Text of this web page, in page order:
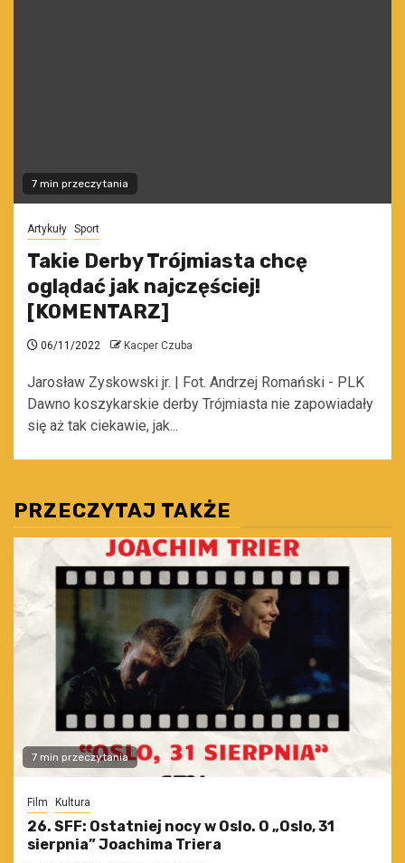
7 min przeczytania
Artykuły Sport
Takie Derby Trójmiasta chcę
oglądać jak najczęściej!
[KOMENTARZ]
06/11/2022 Kacper Czuba
Jarosław Zyskowski jr. | Fot. Andrzej Romański - PLK
Dawno koszykarskie derby Trójmiasta nie zapowiadały
się aż tak ciekawie, jak...
PRZECZYTAJ TAKŻE
7 min przeczytania
Film Kultura
26. SFF: Ostatniej nocy w Oslo. O „Oslo, 31
sierpnia” Joachima Triera